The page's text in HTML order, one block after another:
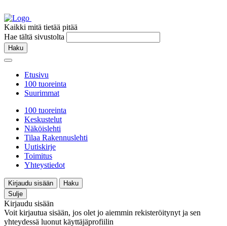
Kaikki mitä tietää pitää
Hae tältä sivustolta
Haku
Etusivu
100 tuoreinta
Suurimmat
100 tuoreinta
Keskustelut
Näköislehti
Tilaa Rakennuslehti
Uutiskirje
Toimitus
Yhteystiedot
Kirjaudu sisään
Haku
Sulje
Kirjaudu sisään
Voit kirjautua sisään, jos olet jo aiemmin rekisteröitynyt ja sen
yhteydessä luonut käyttäjäprofiilin